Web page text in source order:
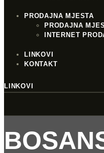
PRODAJNA MJESTA
PRODAJNA
INTERNET
LINKOVI
KONTAKT
LINKOVI